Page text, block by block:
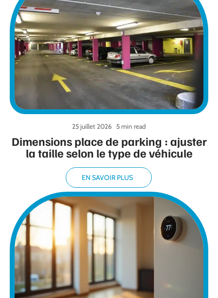
Dimensions place de parking : ajuster
la taille selon le type de véhicule
25 juillet 2026 5 min read
EN SAVOIR PLUS